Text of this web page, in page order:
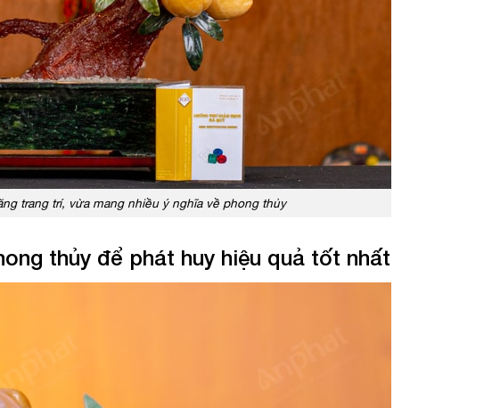
trang trí, vừa mang nhiều ý nghĩa về phong thủy
thủy để phát huy hiệu quả tốt nhất